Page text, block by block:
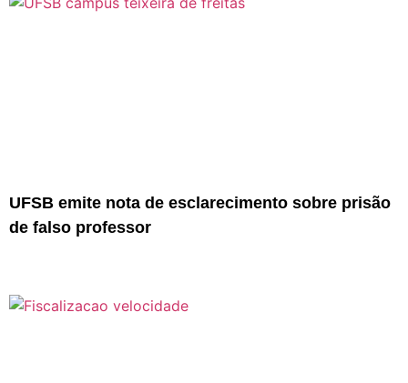
UFSB emite nota de esclarecimento sobre prisão
de falso professor